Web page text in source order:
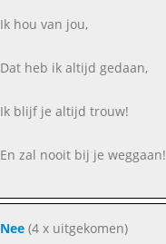
Ik hou van jou,
Dat heb ik altijd gedaan,
Ik blijf je altijd trouw!
En zal nooit bij je weggaan!
Nee(4 x uitgekomen)